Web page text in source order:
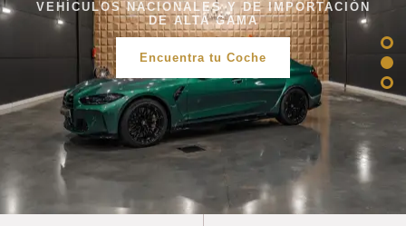
VEHÍCULOS NACIONALES Y DE IMPORTACIÓN
DE ALTA GAMA
Encuentra tu Coche